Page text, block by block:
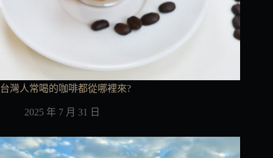
台灣人常喝的咖啡都從哪裡來?
2025 年 7 月 31 日